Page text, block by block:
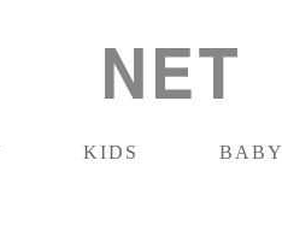
KIDS
BABY